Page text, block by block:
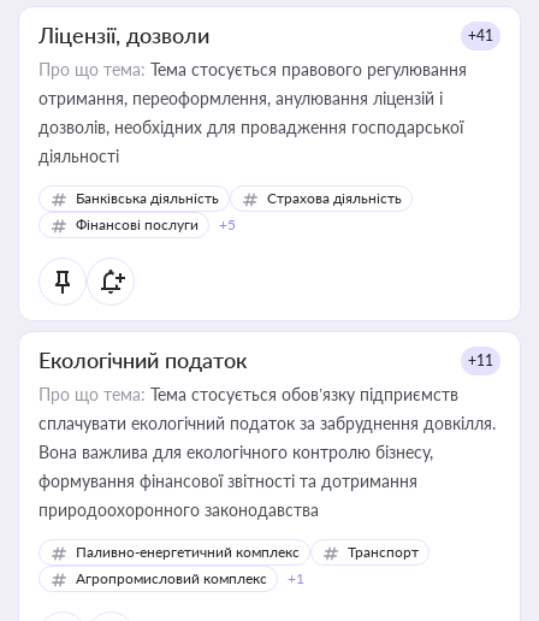
Ліцензії, дозволи +41
Про що тема: Тема стосується правового регулювання
отримання, переоформлення, анулювання ліцензій і
дозволів, необхідних для провадження господарської
діяльності
Банківська діяльність
Страхова діяльність
Фінансові послуги
+5
Екологічний податок +11
Про що тема: Тема стосується обов’язку підприємств
сплачувати екологічний податок за забруднення довкілля.
Вона важлива для екологічного контролю бізнесу,
формування фінансової звітності та дотримання
природоохоронного законодавства
Паливно-енергетичний комплекс
Транспорт
Агропромисловий комплекс
+1